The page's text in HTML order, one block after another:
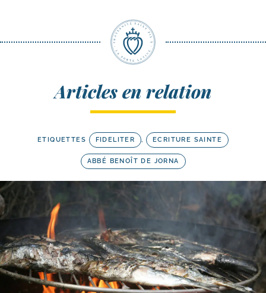
Articles en relation
ETIQUETTES FIDELITER , ECRITURE SAINTE
ABBÉ BENOÎT DE JORNA